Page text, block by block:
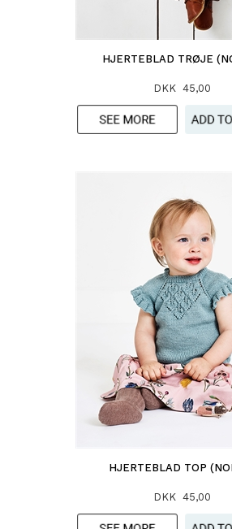
HJERTEBLAD TRØJE
DKK 45,00
HJERTEBLAD TOP
DKK 45,00